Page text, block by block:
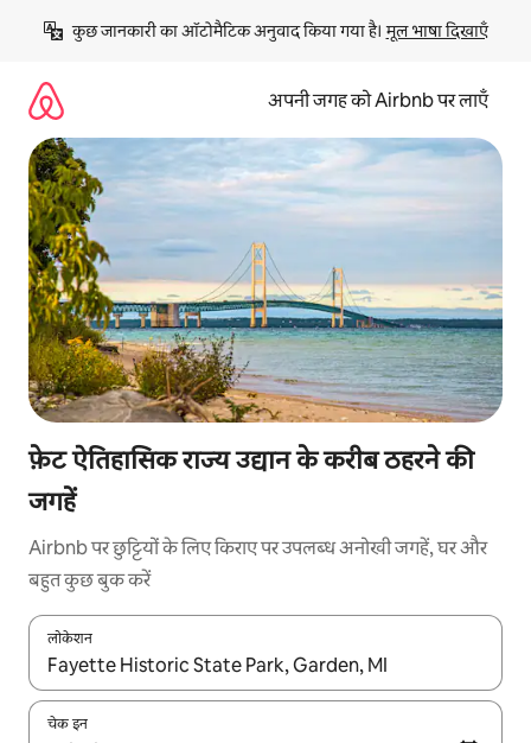
छोड़कर
कॉन्टेंट
कुछ जानकारी का ऑटोमैटिक अनुवाद किया गया है। मूल भाषा दिखाएँ
अपनी जगह को Airbnb पर लाएँ
फ़ेट ऐतिहासिक राज्य उद्यान के करीब ठहरने की
जगहें
Airbnb पर छुट्टियों के लिए किराए पर उपलब्ध अनोखी जगहें, घर और
बहुत कुछ बुक करें
लोकेशन
नतीजों के उपलब्ध होने पर, अप और डाउन 'ऐरो की' का इस्तेमाल करके नेविगेट
चेक इन